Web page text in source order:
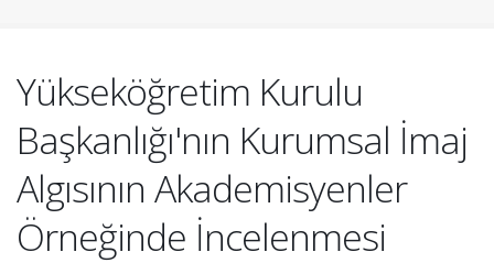
Yükseköğretim Kurulu
Başkanlığı'nın Kurumsal İmaj
Algısının Akademisyenler
Örneğinde İncelenmesi